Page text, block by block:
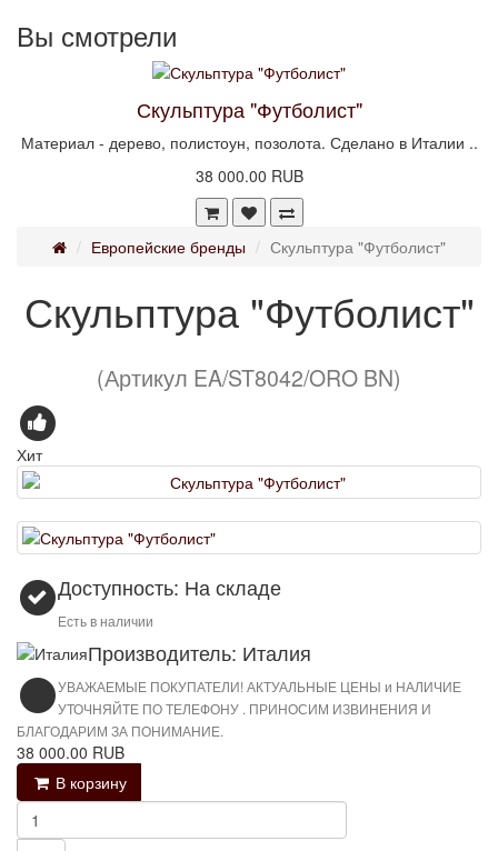
Вы смотрели
Скульптура "Футболист"
Материал - дерево, полистоун, позолота. Сделано в Италии ..
38 000.00 RUB
Европейские бренды Скульптура "Футболист"
Скульптура "Футболист"
(Артикул EA/ST8042/ORO BN)
Хит
Доступность: На складе
Есть в наличии
Производитель: Италия
УВАЖАЕМЫЕ ПОКУПАТЕЛИ! АКТУАЛЬНЫЕ ЦЕНЫ и НАЛИЧИЕ
УТОЧНЯЙТЕ ПО ТЕЛЕФОНУ . ПРИНОСИМ ИЗВИНЕНИЯ И
БЛАГОДАРИМ ЗА ПОНИМАНИЕ.
38 000.00 RUB
В корзину